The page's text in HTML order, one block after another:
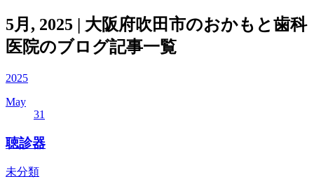
5月, 2025 | 大阪府吹田市のおかもと歯科
医院のブログ記事一覧
2025
May
31
聴診器
未分類